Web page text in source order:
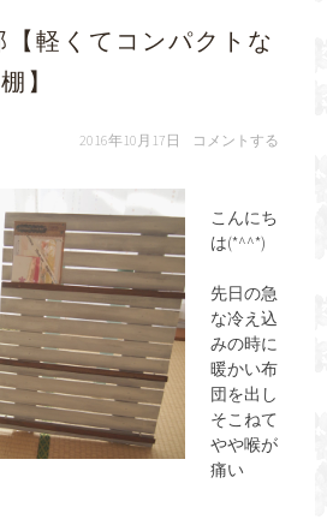
【軽くてコンパクトな
】
2016年10月17日 コメントする
こんにち
は(*^^*)
先日の急
な冷え込
みの時に
暖かい布
団を出し
そこねて
やや喉が
痛い